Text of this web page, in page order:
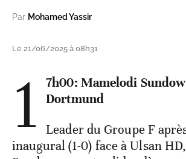
Par Mohamed Yassir
Le 21/06/2025 à 08h31
1
7h00: Mamelodi
Dortmund
Leader du Groupe F
inaugural (1-0) face à Ulsan